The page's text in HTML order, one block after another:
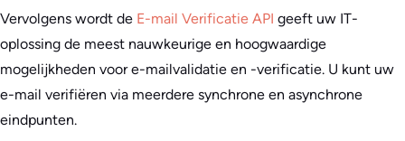
Vervolgens wordt de E-mail Verificatie API geeft uw IT-
oplossing de meest nauwkeurige en hoogwaardige
mogelijkheden voor e-mailvalidatie en -verificatie. U kunt uw
e-mail verifiëren via meerdere synchrone en asynchrone
eindpunten.